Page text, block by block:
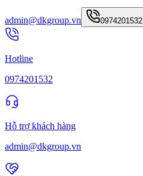
admin@dkgroup.vn 0974201532
Hotline
0974201532
Hỗ trợ khách hàng
admin@dkgroup.vn